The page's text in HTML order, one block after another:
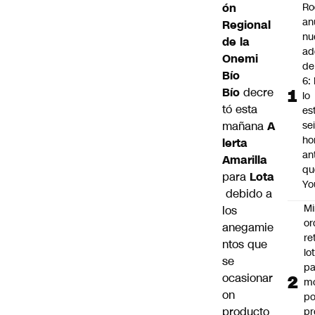
ón
Regional
de la
Onemi
Bío
Bío decre
tó esta
mañana A
lerta
Amarilla
para Lota
debido a
los
anegamie
ntos que
se
ocasionar
on
producto
6:
lo